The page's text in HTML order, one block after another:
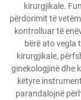
kirurgjikale.
përdorimit të
kontrolluar të
bërë ato vegla
kirurgjikale,
ginekologjinë dhe
këtyre
parandalojnë